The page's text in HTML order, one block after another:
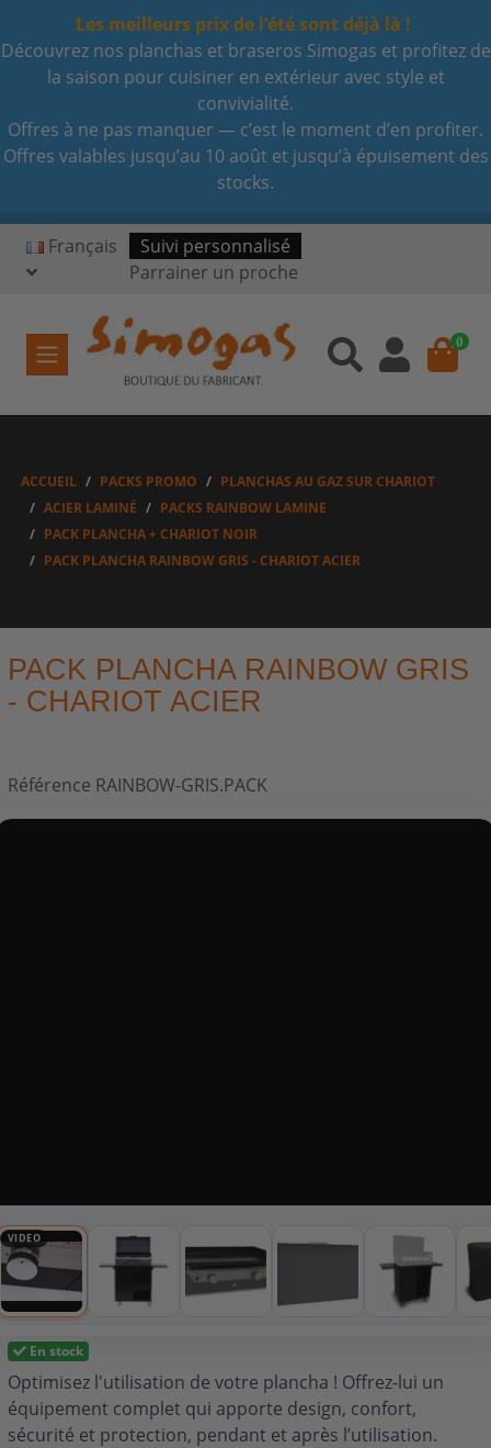
Les meilleurs prix de l’été sont déjà là !
Découvrez nos planchas et braseros Simogas et profitez de
la saison pour cuisiner en extérieur avec style et
convivialité.
Offres à ne pas manquer — c’est le moment d’en profiter.
Offres valables jusqu’au 10 août et jusqu’à épuisement des
stocks.
Français
Suivi personnalisé
Parrainer un proche
0
ACCUEIL PACKS PROMO
PLANCHAS AU GAZ SUR CHARIOT
ACIER LAMINÉ
PACKS RAINBOW LAMINE
PACK PLANCHA + CHARIOT NOIR
PACK PLANCHA RAINBOW GRIS - CHARIOT ACIER
PACK PLANCHA RAINBOW GRIS
- CHARIOT ACIER
Référence RAINBOW-GRIS.PACK
En stock
Optimisez l'utilisation de votre plancha ! Offrez-lui un
équipement complet qui apporte design, confort,
sécurité et protection, pendant et après l’utilisation.
VIDEO